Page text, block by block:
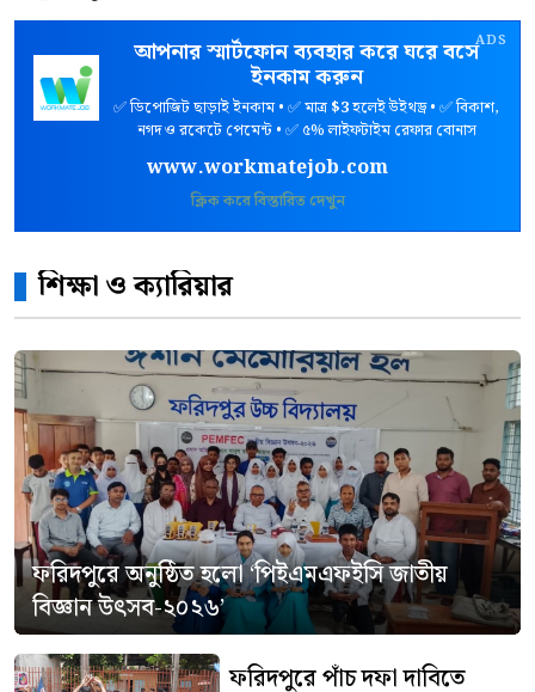
ADS
আপনার স্মার্টফোন ব্যবহার করে ঘরে বসে
ইনকাম করুন
✅ ডিপোজিট ছাড়াই ইনকাম • ✅ মাত্র$3হলেই উইথড্র • ✅ বিকাশ,
নগদ ও রকেটে পেমেন্ট • ✅ ৫% লাইফটাইম রেফার বোনাস
www.workmatejob.com
ক্লিক করে বিস্তারিত দেখুন
শিক্ষা ও ক্যারিয়ার
ফরিদপুরে অনুষ্ঠিত হলো ‘পিইএমএফইসি জাতীয়
বিজ্ঞান উৎসব-২০২৬’
ফরিদপুরে পাঁচ দফা দাবিতে